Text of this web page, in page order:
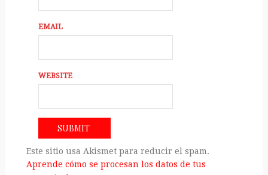
EMAIL
WEBSITE
Este sitio usa Akismet para reducir el spam.
Aprende cómo se procesan los datos de tus